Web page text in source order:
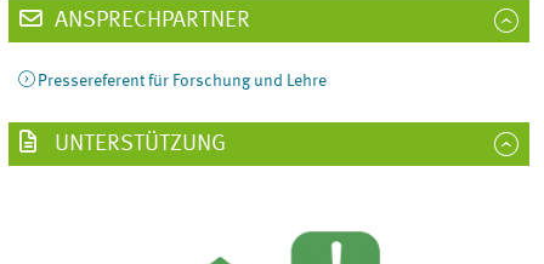
ANSPRECHPARTNER
Pressereferent für Forschung und Lehre
UNTERSTÜTZUNG